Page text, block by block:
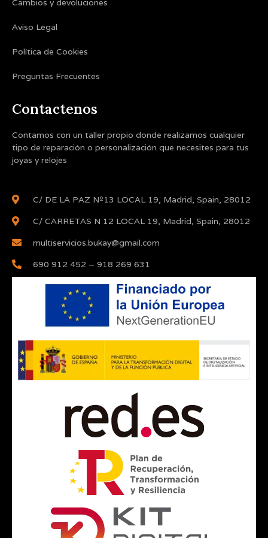
Cambios y devoluciones
Aviso Legal
Política de Cookies
Preguntas Frecuentes
Contactenos
Contamos con un taller propio donde realizamos cualquier
tipo de reparación o personalización que necesites para tus
joyas y relojes
C/ DE LA PAZ Nº13 LOCAL 19, Madrid, Spain, 28012
C/ CARRETAS N 12 LOCAL 19, Madrid, Spain, 28012
multiservicios.bukay@gmail.com
690 912 452 – 918 269 631